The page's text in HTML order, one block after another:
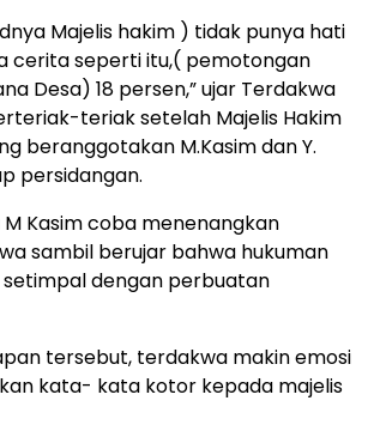
Majelis hakim ) tidak punya hati
cerita seperti itu,( pemotongan
Desa) 18 persen,” ujar Terdakwa
teriak setelah Majelis Hakim
beranggotakan M.Kasim dan Y.
persidangan.
Kasim coba menenangkan
sambil berujar bahwa hukuman
dengan perbuatan
tersebut, terdakwa makin emosi
kata- kata kotor kepada majelis